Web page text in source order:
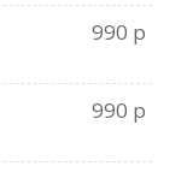
990 р
990 р